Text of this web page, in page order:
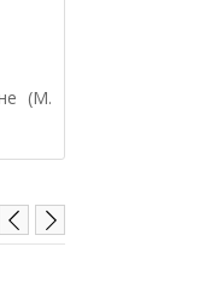
(М.